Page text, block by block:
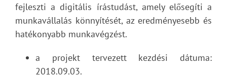
fejleszti a digitális írástudást, amely elősegíti a
munkavállalás könnyítését, az eredményesebb és
hatékonyabb munkavégzést.
a projekt tervezett kezdési dátuma:
2018.09.03.